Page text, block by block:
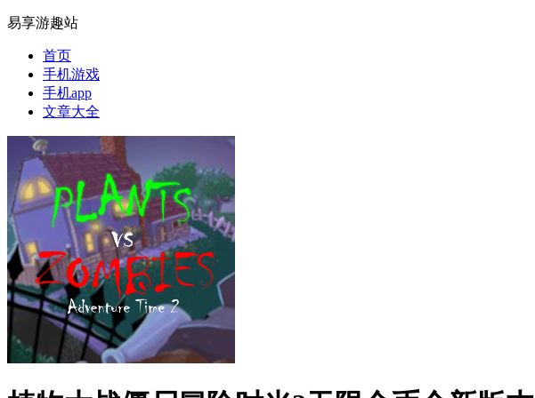
易享游趣站
首页
手机游戏
手机app
文章大全